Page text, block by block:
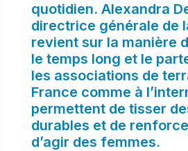
quotidien. Alexandra
directrice générale de
revient sur la manière
le temps long et le
les associations de
France comme à
permettent de tisser
durables et de
d’agir des femmes.